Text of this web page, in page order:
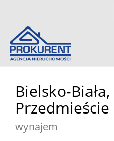
Bielsko-Biała,
Przedmieście
wynajem